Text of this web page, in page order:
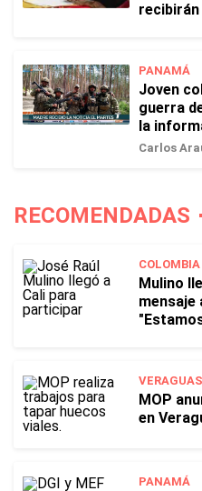
PANAMÁ
Joven
guerra
la
Carlos
RECOMENDADAS
COLOMBIA
Mulino
mensaje
VERAGUAS
MOP
en
PANAMÁ